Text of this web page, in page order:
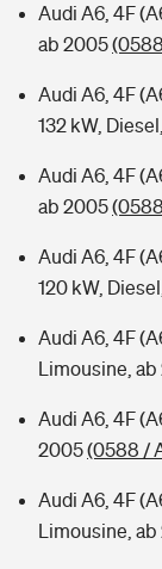
Audi A6, 4F
ab 2005
Audi A6, 4F
132 kW,
Audi A6, 4F
ab 2005
Audi A6, 4F
120 kW,
Audi A6, 4F
Limousine,
Audi A6, 4F
2005(0588 /
Audi A6, 4F
Limousine,